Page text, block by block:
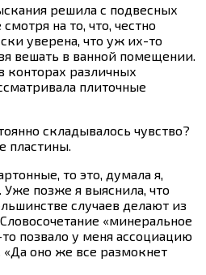
решила с подвесных
на то, что, честно
уверена, что уж их-то
вешать в ванной помещении.
конторах различных
плиточные
складывалось чувство?
пластины.
то это, думала я,
позже я выяснила, что
случаев делают из
«минеральное
позвало у меня ассоциацию
«Да оно же все размокнет